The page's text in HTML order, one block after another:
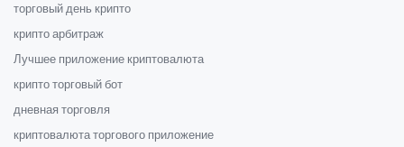
торговый день крипто
крипто арбитраж
Лучшее приложение криптовалюта
крипто торговый бот
дневная торговля
криптовалюта торгового приложение